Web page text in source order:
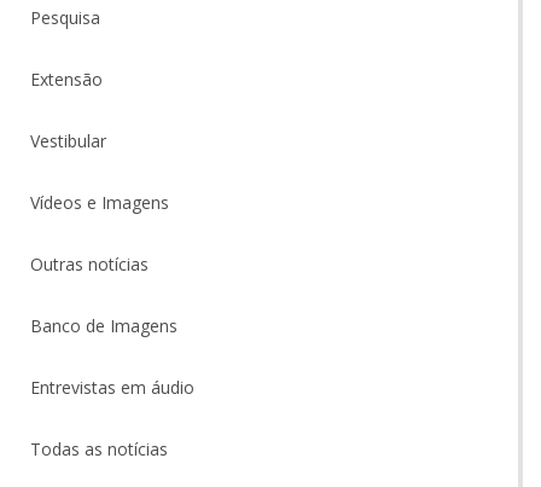
Pesquisa
Extensão
Vestibular
Vídeos e Imagens
Outras notícias
Banco de Imagens
Entrevistas em áudio
Todas as notícias